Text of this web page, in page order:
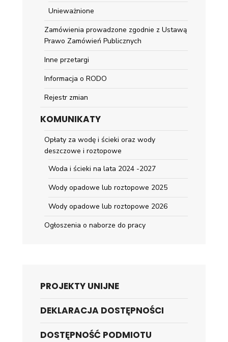
Unieważnione
Zamówienia prowadzone zgodnie z Ustawą
Prawo Zamówień Publicznych
Inne przetargi
Informacja o RODO
Rejestr zmian
KOMUNIKATY
Opłaty za wodę i ścieki oraz wody
deszczowe i roztopowe
Woda i ścieki na lata 2024 -2027
Wody opadowe lub roztopowe 2025
Wody opadowe lub roztopowe 2026
Ogłoszenia o naborze do pracy
PROJEKTY UNIJNE
DEKLARACJA DOSTĘPNOŚCI
DOSTĘPNOŚĆ PODMIOTU